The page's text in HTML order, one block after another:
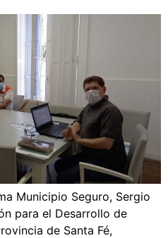
Municipio Seguro, Sergio
para el Desarrollo de
de Santa Fé,